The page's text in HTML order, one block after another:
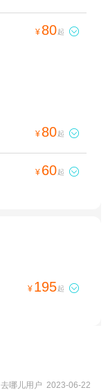
¥ 80起 
¥ 80起 
¥ 60起 
¥ 195起 
去哪儿用户 2023-06-22